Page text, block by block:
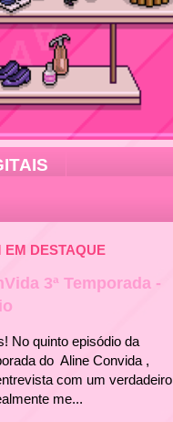
EM DESTAQUE
3ª Temporada -
No quinto episódio da
do Aline Convida ,
com um verdadeiro
me...